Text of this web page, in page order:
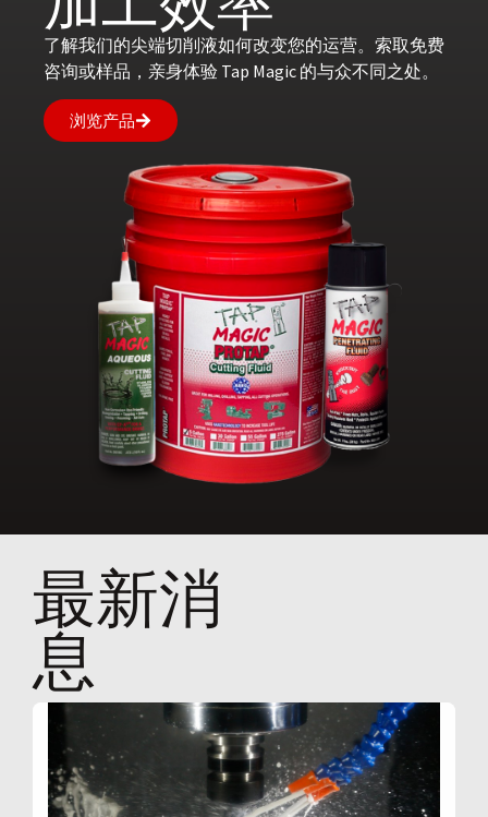
了解我们的尖端切削液如何改变您的运营。索取免费
咨询或样品，亲身体验 Tap Magic 的与众不同之处。
浏览产品
最新消
息